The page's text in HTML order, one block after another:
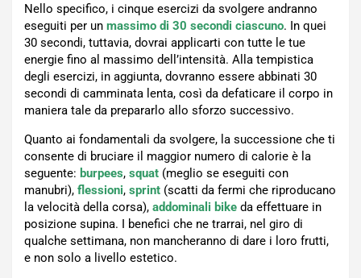
Nello specifico, i cinque esercizi da svolgere andranno
eseguiti per un massimo di 30 secondi ciascuno. In quei
30 secondi, tuttavia, dovrai applicarti con tutte le tue
energie fino al massimo dell’intensità. Alla tempistica
degli esercizi, in aggiunta, dovranno essere abbinati 30
secondi di camminata lenta, così da defaticare il corpo in
maniera tale da prepararlo allo sforzo successivo.
Quanto ai fondamentali da svolgere, la successione che ti
consente di bruciare il maggior numero di calorie è la
seguente: burpees, squat (meglio se eseguiti con
manubri), flessioni, sprint (scatti da fermi che riproducano
la velocità della corsa), addominali bike da effettuare in
posizione supina. I benefici che ne trarrai, nel giro di
qualche settimana, non mancheranno di dare i loro frutti,
e non solo a livello estetico.